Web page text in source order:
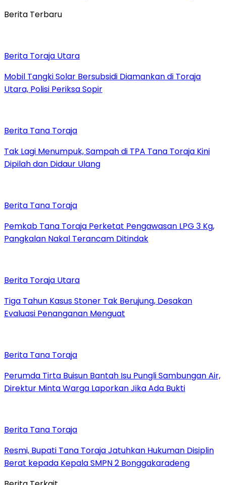
Berita Terbaru
Berita Toraja Utara
Mobil Tangki Solar Bersubsidi Diamankan di Toraja
Utara, Polisi Periksa Sopir
Berita Tana Toraja
Tak Lagi Menumpuk, Sampah di TPA Tana Toraja Kini
Dipilah dan Didaur Ulang
Berita Tana Toraja
Pemkab Tana Toraja Perketat Pengawasan LPG 3 Kg,
Pangkalan Nakal Terancam Ditindak
Berita Toraja Utara
Tiga Tahun Kasus Stoner Tak Berujung, Desakan
Evaluasi Penanganan Menguat
Berita Tana Toraja
Perumda Tirta Buisun Bantah Isu Pungli Sambungan Air,
Direktur Minta Warga Laporkan Jika Ada Bukti
Berita Tana Toraja
Resmi, Bupati Tana Toraja Jatuhkan Hukuman Disiplin
Berat kepada Kepala SMPN 2 Bonggakaradeng